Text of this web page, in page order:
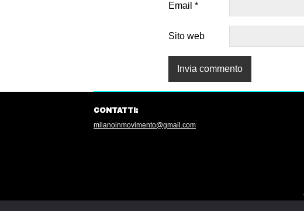
Email *
Sito web
CONTATTI:
milanoinmovimento@gmail.com